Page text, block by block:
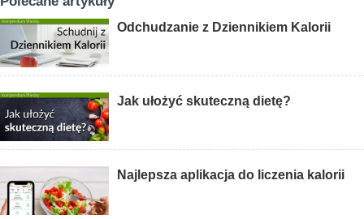
Odchudzanie z Dziennikiem Kalorii
Jak ułożyć skuteczną dietę?
Najlepsza aplikacja do liczenia kalorii